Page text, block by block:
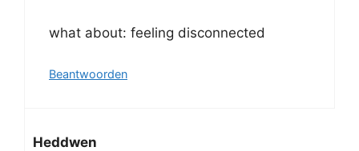
what about: feeling disconnected
Beantwoorden
Heddwen